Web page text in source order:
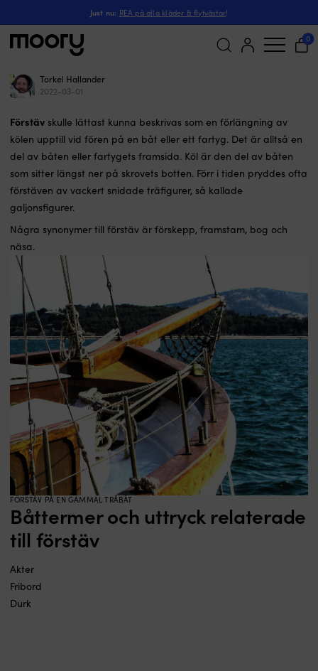
Just nu: REA på alla kläder & flytvästar!
Sök
efter:
0
Förstäv
2022-03-01
Torkel Hallander
Förstäv skulle lättast kunna beskrivas som en förlängning av
kölen upptill vid fören på en båt eller ett fartyg. Det är alltså en
del av båten eller fartygets framsida. Köl är den del av båten
som sitter längst ner på skrovets botten. Förr i tiden pryddes ofta
förstäven av vackert snidade träfigurer, så kallade
galjonsfigurer.
Några synonymer till förstäv är förskepp, framstam, bog och
näsa.
FÖRSTÄV PÅ EN GAMMAL TRÄBÅT
Båttermer och uttryck relaterade
till förstäv
Akter
Fribord
Durk